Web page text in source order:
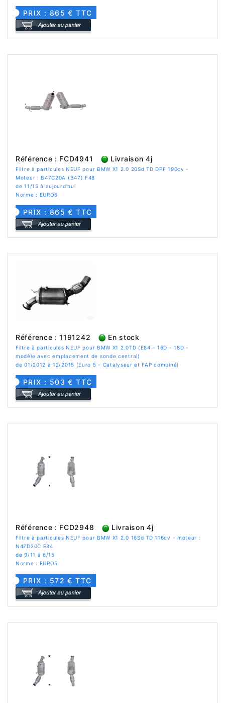
PRIX : 865 € TTC
Référence : FCD4941 Livraison 4j
Filtre à particules NEUF pour BMW X1 2.0 20Sd TD DPF 190cv -
Moteur : B47C20A (B47) F48
de 11/15 à aujourd'hui
Norme : EURO6
PRIX : 865 € TTC
Référence : 1191242 En stock
Filtre à particules NEUF pour BMW X1 2.0TD (E84 - 16D - 18D -
modèle avec emplacement de sonde central)
de 01/2012 à 12/2015 (Euro 5 - Catalyseur et FAP combiné)
PRIX : 503 € TTC
Référence : FCD2948 Livraison 4j
Filtre à particules NEUF pour BMW X1 2.0 16Sd TD 116cv - moteur :
N47D20C E84
de 9/11 à 6/15
Norme : EURO5
PRIX : 572 € TTC